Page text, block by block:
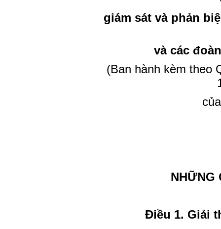
giám sát và phản
và các
(Ban hành kèm theo
NHỮNG
Điều 1. Giải